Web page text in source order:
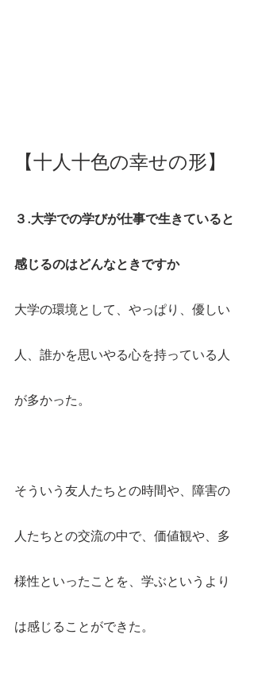
【十人十色の幸せの形】
３.大学での学びが仕事で生きていると
感じるのはどんなときですか
大学の環境として、やっぱり、優しい
人、誰かを思いやる心を持っている人
が多かった。
そういう友人たちとの時間や、障害の
人たちとの交流の中で、価値観や、多
様性といったことを、学ぶというより
は感じることができた。